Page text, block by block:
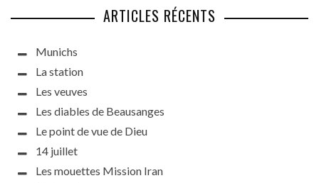
ARTICLES RÉCENTS
Munichs
La station
Les veuves
Les diables de Beausanges
Le point de vue de Dieu
14 juillet
Les mouettes Mission Iran